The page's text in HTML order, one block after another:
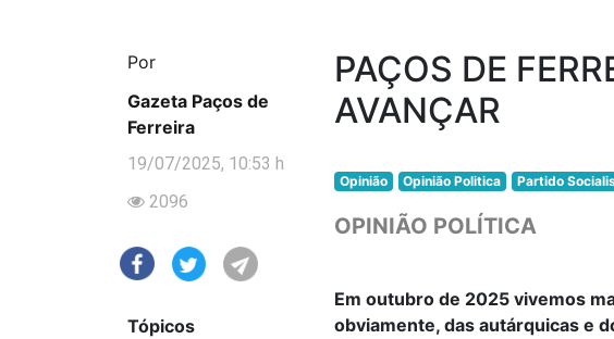
Por
Gazeta Paços de
Ferreira
19/07/2025, 10:53 h
2096
Tópicos
PAÇOS DE
AVANÇAR
Opinião Opinião Politica Partido
OPINIÃO POLÍTICA
Em outubro de 2025 vivemos
obviamente, das autárquicas e